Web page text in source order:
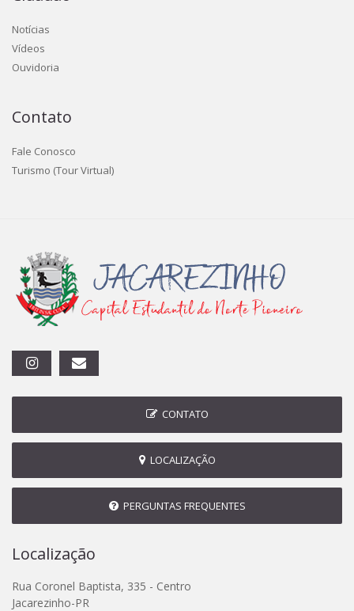
Notícias
Vídeos
Ouvidoria
Contato
Fale Conosco
Turismo (Tour Virtual)
CONTATO
LOCALIZAÇÃO
PERGUNTAS FREQUENTES
Localização
Rua Coronel Baptista, 335 - Centro
Jacarezinho-PR